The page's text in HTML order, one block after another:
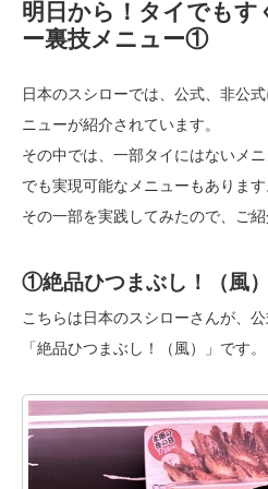
明日から！タイでもす
ー裏技メニュー①
日本のスシローでは、公式、非公
ニューが紹介されています。
その中では、一部タイにはないメ
でも実現可能なメニューもあります
その一部を実践してみたので、ご紹
①絶品ひつまぶし！（風）
こちらは日本のスシローさんが、
「絶品ひつまぶし！（風）」です。